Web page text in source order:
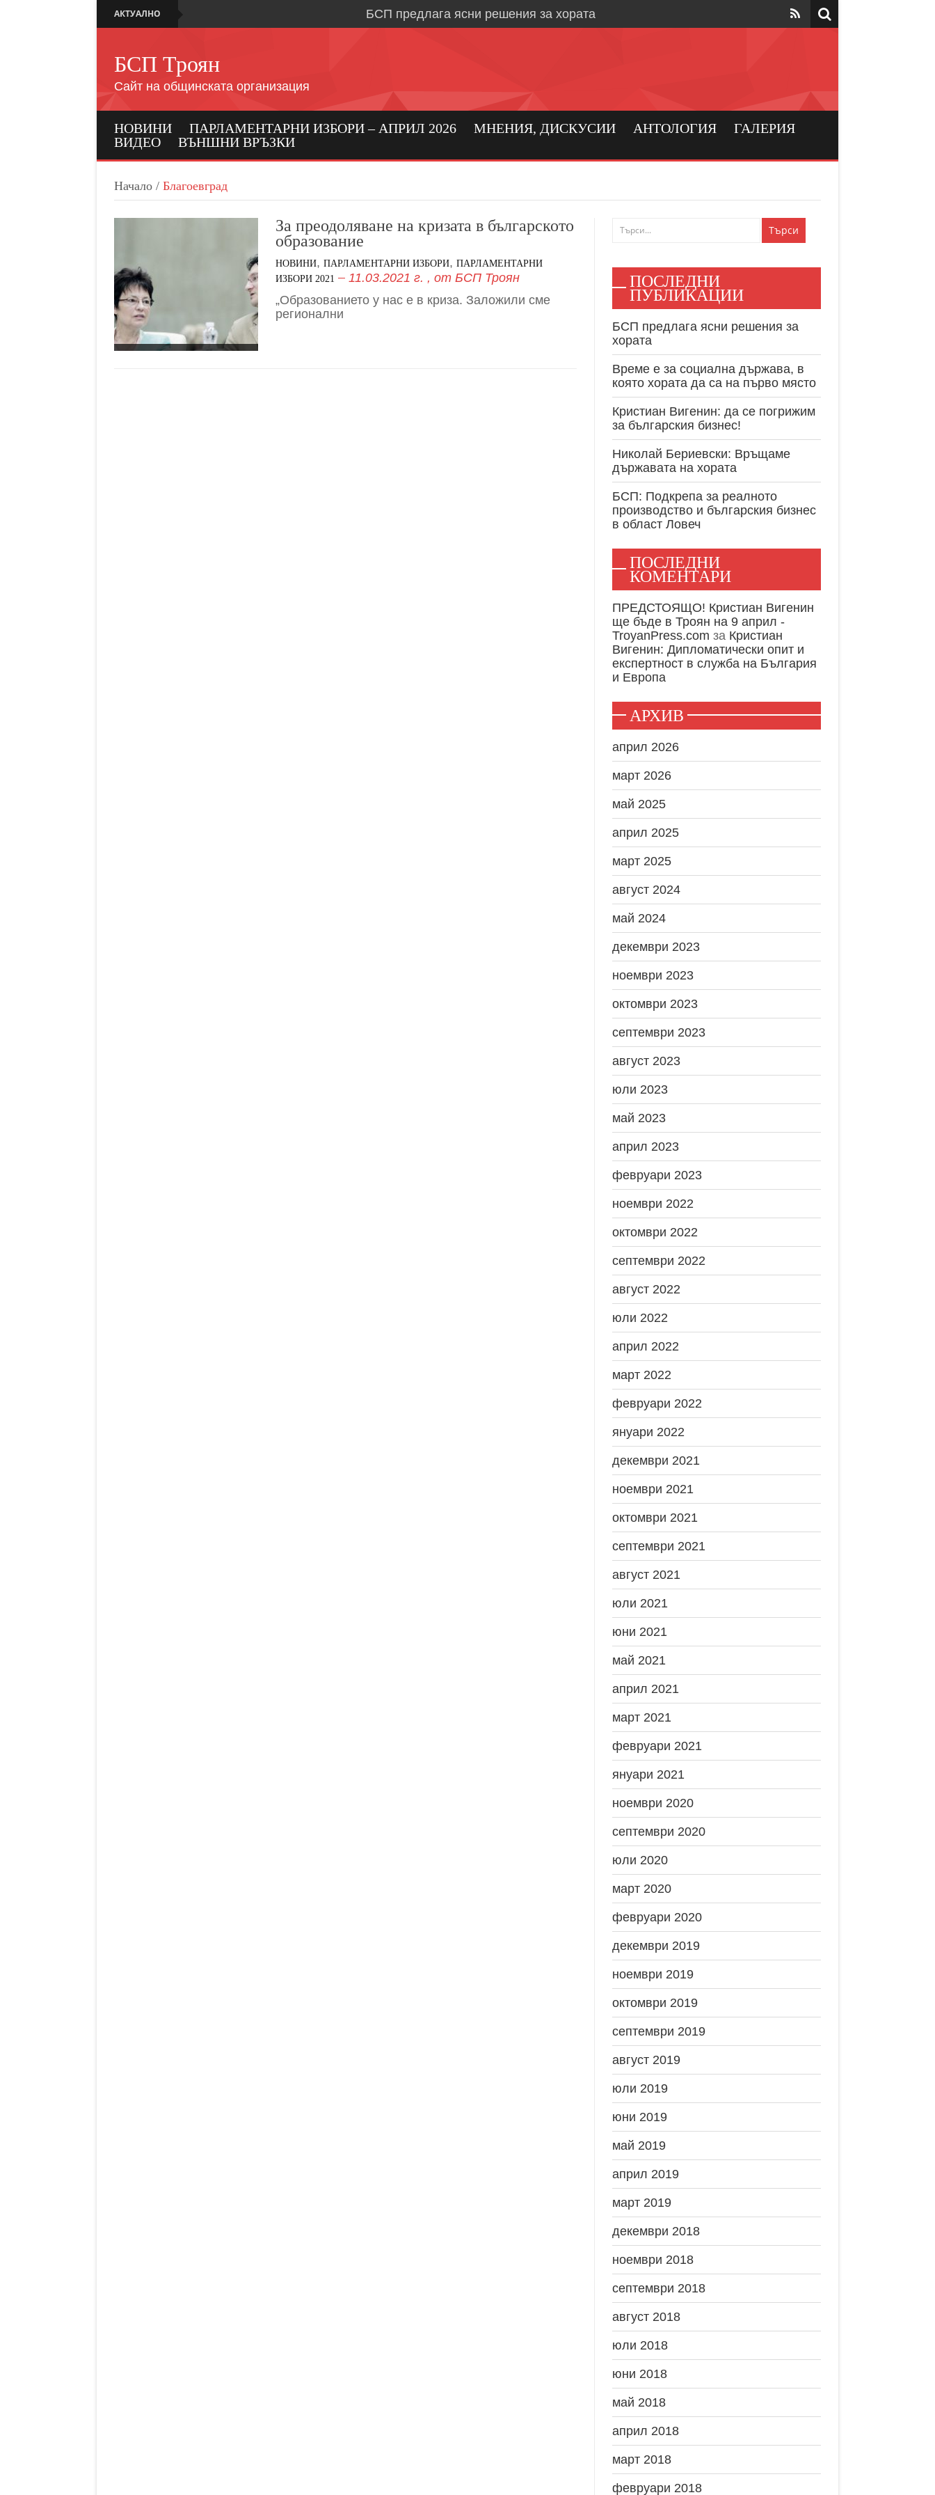
АКТУАЛНО
БСП предлага ясни решения за хората
Николай Бериевски: Връщаме държавата на хората
Дипломацията е единственият път към траен мир
своите нужди
В Градежница: среща с три поколения леви хора
Кристиан Вигенин: Дипломатически опит и експертност в
БСП Троян
Сайт на общинската организация
НОВИНИ ПАРЛАМЕНТАРНИ ИЗБОРИ – АПРИЛ 2026 МНЕНИЯ, ДИСКУСИИ АНТОЛОГИЯ
ГАЛЕРИЯ
ВИДЕО
ВЪНШНИ ВРЪЗКИ
Начало / Благоевград
За преодоляване на кризата в българското
образование
НОВИНИ, ПАРЛАМЕНТАРНИ ИЗБОРИ, ПАРЛАМЕНТАРНИ
ИЗБОРИ 2021
11.03.2021 г. , от БСП Троян
„Образованието у нас е в криза. Заложили сме
регионални
ПОСЛЕДНИ
ПУБЛИКАЦИИ
БСП предлага ясни решения за
хората
Време е за социална държава, в
която хората да са на първо място
Кристиан Вигенин: да се погрижим
за българския бизнес!
Николай Бериевски: Връщаме
държавата на хората
БСП: Подкрепа за реалното
производство и българския бизнес
в област Ловеч
ПОСЛЕДНИ
КОМЕНТАРИ
ПРЕДСТОЯЩО! Кристиан Вигенин
ще бъде в Троян на 9 април -
TroyanPress.com за Кристиан
Вигенин: Дипломатически опит и
експертност в служба на България
и Европа
АРХИВ
април 2026
март 2026
май 2025
април 2025
март 2025
август 2024
май 2024
декември 2023
ноември 2023
октомври 2023
септември 2023
август 2023
юли 2023
май 2023
април 2023
февруари 2023
ноември 2022
октомври 2022
септември 2022
август 2022
юли 2022
април 2022
март 2022
февруари 2022
януари 2022
декември 2021
ноември 2021
октомври 2021
септември 2021
август 2021
юли 2021
юни 2021
май 2021
април 2021
март 2021
февруари 2021
януари 2021
ноември 2020
септември 2020
юли 2020
март 2020
февруари 2020
декември 2019
ноември 2019
октомври 2019
септември 2019
август 2019
юли 2019
юни 2019
май 2019
април 2019
март 2019
декември 2018
ноември 2018
септември 2018
август 2018
юли 2018
юни 2018
май 2018
април 2018
март 2018
февруари 2018